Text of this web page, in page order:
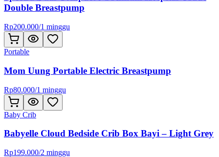
Double Breastpump
Rp200.000/1 minggu
Portable
Mom Uung Portable Electric Breastpump
Rp80.000/1 minggu
Baby Crib
Babyelle Cloud Bedside Crib Box Bayi – Light Grey
Rp199.000/2 minggu